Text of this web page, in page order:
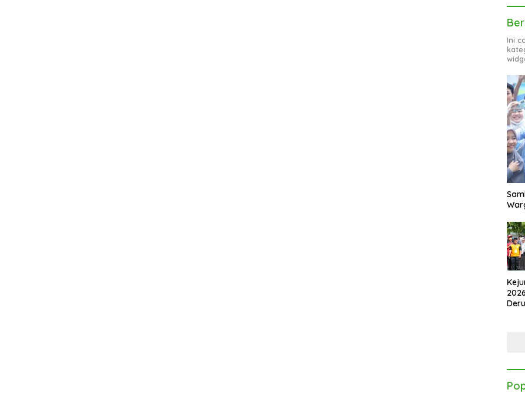
Ini